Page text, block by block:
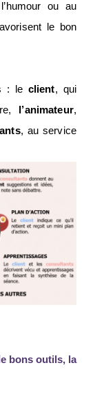
ou au
le bon
: le client, qui
l’animateur,
, au service
bons outils, la